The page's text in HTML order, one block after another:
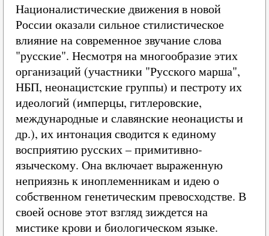
Националистические движения в новой
России оказали сильное стилистическое
влияние на современное звучание слова
"русские". Несмотря на многообразие этих
организаций (участники "Русского марша",
НБП, неонацистские группы) и пестроту их
идеологий (имперцы, гитлеровские,
международные и славянские неонацисты и
др.), их интонация сводится к единому
восприятию русских – примитивно-
языческому. Она включает выраженную
неприязнь к иноплеменникам и идею о
собственном генетическим превосходстве. В
своей основе этот взгляд зиждется на
мистике крови и биологическом языке.